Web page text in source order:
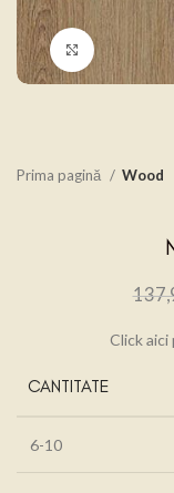
Click to
Prima pagină Wood
Click
CANTITATE
6-10